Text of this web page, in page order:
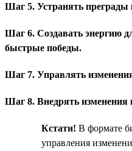
Шаг 5. Устранять преграды
Шаг 6. Создавать энергию
быстрые победы.
Шаг 7. Управлять
Шаг 8. Внедрять изменения
Кстати! В формате
управления